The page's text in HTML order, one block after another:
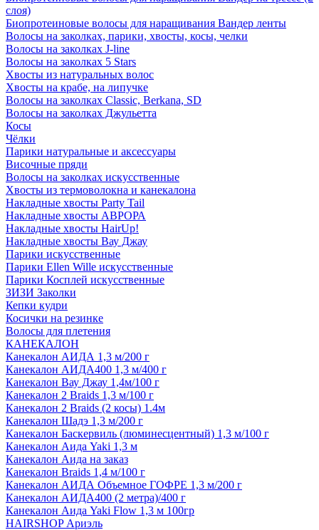
слоя)
Биопротеиновые волосы для наращивания Вандер ленты
Волосы на заколках, парики, хвосты, косы, челки
Волосы на заколках J-line
Волосы на заколках 5 Stars
Хвосты из натуральных волос
Хвосты на крабе, на липучке
Волосы на заколках Classic, Berkana, SD
Волосы на заколках Джульетта
Косы
Чёлки
Парики натуральные и аксессуары
Височные пряди
Волосы на заколках искусственные
Хвосты из термоволокна и канекалона
Накладные хвосты Party Tail
Накладные хвосты АВРОРА
Накладные хвосты HairUp!
Накладные хвосты Вау Джау
Парики искусственные
Парики Ellen Wille искусственные
Парики Косплей искусственные
ЗИЗИ Заколки
Кепки кудри
Косички на резинке
Волосы для плетения
КАНЕКАЛОН
Канекалон АИДА 1,3 м/200 г
Канекалон АИДА400 1,3 м/400 г
Канекалон Вау Джау 1,4м/100 г
Канекалон 2 Braids 1,3 м/100 г
Канекалон 2 Braids (2 косы) 1.4м
Канекалон Шадэ 1,3 м/200 г
Канекалон Баскервиль (люминесцентный) 1,3 м/100 г
Канекалон Аида Yaki 1,3 м
Канекалон Аида на заказ
Канекалон Braids 1,4 м/100 г
Канекалон АИДА Объемное ГОФРЕ 1,3 м/200 г
Канекалон АИДА400 (2 метра)/400 г
Канекалон Аида Yaki Flow 1,3 м 100гр
HAIRSHOP Ариэль